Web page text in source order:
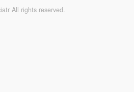
All rights reserved.